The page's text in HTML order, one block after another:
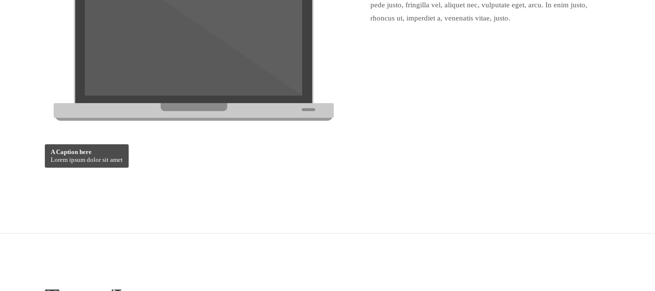
A Caption here
Lorem ipsum dolor sit amet
pede justo, fringilla vel, aliquet nec, vulputate eget, arcu. In enim justo,
rhoncus ut, imperdiet a, venenatis vitae, justo.